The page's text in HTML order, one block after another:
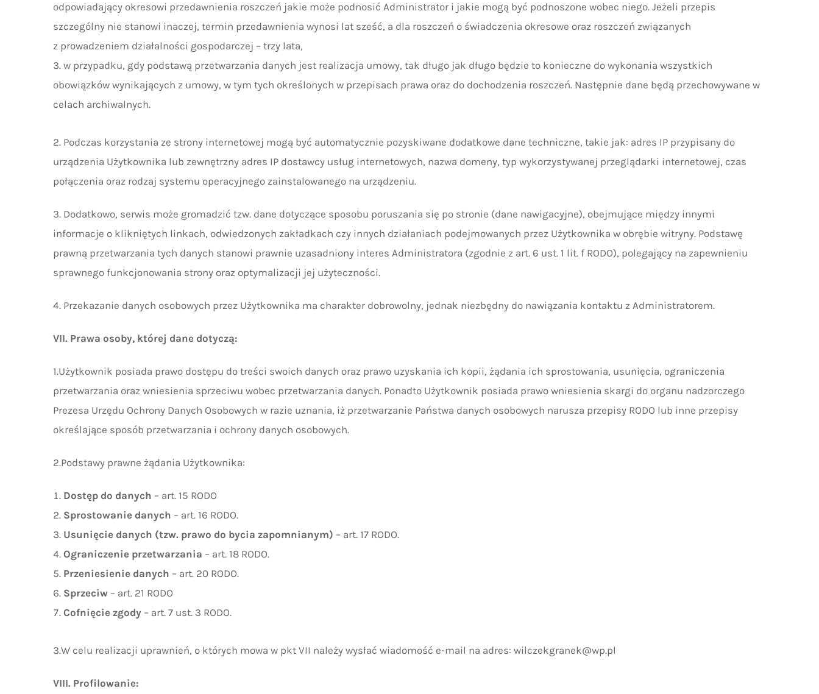
odpowiadający okresowi przedawnienia roszczeń jakie może podnosić Administrator i jakie mogą być podnoszone wobec niego. Jeżeli przepis
szczególny nie stanowi inaczej, termin przedawnienia wynosi lat sześć, a dla roszczeń o świadczenia okresowe oraz roszczeń związanych
z prowadzeniem działalności gospodarczej – trzy lata,
w przypadku, gdy podstawą przetwarzania danych jest realizacja umowy, tak długo jak długo będzie to konieczne do wykonania wszystkich
obowiązków wynikających z umowy, w tym tych określonych w przepisach prawa oraz do dochodzenia roszczeń. Następnie dane będą przechowywane w
celach archiwalnych.
2. Podczas korzystania ze strony internetowej mogą być automatycznie pozyskiwane dodatkowe dane techniczne, takie jak: adres IP przypisany do
urządzenia Użytkownika lub zewnętrzny adres IP dostawcy usług internetowych, nazwa domeny, typ wykorzystywanej przeglądarki internetowej, czas
połączenia oraz rodzaj systemu operacyjnego zainstalowanego na urządzeniu.
3. Dodatkowo, serwis może gromadzić tzw. dane dotyczące sposobu poruszania się po stronie (dane nawigacyjne), obejmujące między innymi
informacje o klikniętych linkach, odwiedzonych zakładkach czy innych działaniach podejmowanych przez Użytkownika w obrębie witryny. Podstawę
prawną przetwarzania tych danych stanowi prawnie uzasadniony interes Administratora (zgodnie z art. 6 ust. 1 lit. f RODO), polegający na zapewnieniu
sprawnego funkcjonowania strony oraz optymalizacji jej użyteczności.
4. Przekazanie danych osobowych przez Użytkownika ma charakter dobrowolny, jednak niezbędny do nawiązania kontaktu z Administratorem.
VII. Prawa osoby, której dane dotyczą:
1.Użytkownik posiada prawo dostępu do treści swoich danych oraz prawo uzyskania ich kopii, żądania ich sprostowania, usunięcia, ograniczenia
przetwarzania oraz wniesienia sprzeciwu wobec przetwarzania danych. Ponadto Użytkownik posiada prawo wniesienia skargi do organu nadzorczego
Prezesa Urzędu Ochrony Danych Osobowych w razie uznania, iż przetwarzanie Państwa danych osobowych narusza przepisy RODO lub inne przepisy
określające sposób przetwarzania i ochrony danych osobowych.
2.Podstawy prawne żądania Użytkownika:
Dostęp do danych – art. 15 RODO
Sprostowanie danych – art. 16 RODO.
Usunięcie danych (tzw. prawo do bycia zapomnianym) – art. 17 RODO.
Ograniczenie przetwarzania – art. 18 RODO.
Przeniesienie danych – art. 20 RODO.
Sprzeciw – art. 21 RODO
Cofnięcie zgody – art. 7 ust. 3 RODO.
3.W celu realizacji uprawnień, o których mowa w pkt VII należy wysłać wiadomość e-mail na adres: wilczekgranek@wp.pl
VIII. Profilowanie: